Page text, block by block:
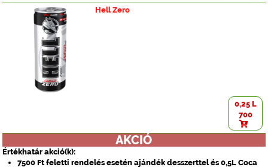
Hell Zero
0,25 L
700
AKCIÓ
Értékhatár akció(k):
7500 Ft feletti rendelés esetén ajándék desszerttel és 0,5L Coca